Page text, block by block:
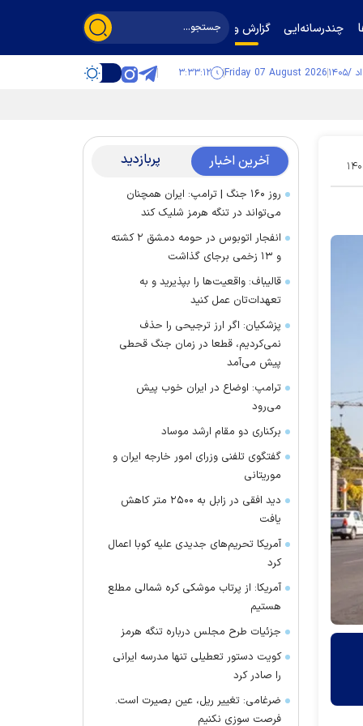
چندرسانه‌ایی گزارش و گفت‌وگو
Friday 07 August 2026 ۳:۳۳:۱۲
۲۹ آخرین اخبار پربازدید
روز ۱۶۰ جنگ | ترامپ: ایران همچنان
می‌تواند در تنگه هرمز شلیک کند
انفجار اتوبوس در حومه دمشق ۲ کشته
و ۱۳ زخمی برجای گذاشت
قالیباف: واقعیت‌ها را بپذیرید و به
تعهدات‌تان عمل کنید
پزشکیان: اگر ارز ترجیحی را حذف
نمی‌کردیم، قطعا در زمان جنگ قحطی
پیش می‌آمد
ترامپ: اوضاع در ایران خوب پیش
می‌رود
برکناری دو مقام ارشد موساد
گفتگوی تلفنی وزرای امور خارجه ایران و
موریتانی
دید افقی در زابل به ۲۵۰۰ متر کاهش
یافت
آمریکا تحریم‌های جدیدی علیه کوبا اعمال
کرد
آمریکا: از پرتاب موشکی کره شمالی مطلع
هستیم
جزئیات طرح مجلس درباره تنگه هرمز
کویت دستور تعطیلی تنها مدرسه ایرانی
را صادر کرد
ضرغامی: تغییر ریل، عین بصیرت است.
فرصت سوزی نکنیم